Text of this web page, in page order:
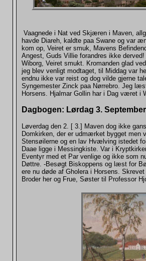
Vaagnede i Nat ved Skjæren i Maven,
havde Diareh, kaldte paa Swane og var
kom op, Veiret er smuk, Mavens
Angest, Guds Villie forandres ikke
Wiborg, Veiret smukt. Kromanden glad
jeg blev venligt modtaget, til Middag var
endnu ikke var reist og dog vilde gjerne
Syngemester Zinck paa Nørrebro. Jeg
Horsens. Hjalmar Gollin har i Dag været i
Dagbogen: Lørdag 3.
Løverdag den 2. [ 3.] Maven dog ikke
Domkirken, der er udmærket bygget men
Stensøilerne og en lav Hvælving istedet
Daae ligge i Messingkiste. Var i
Eventyr med et Par venlige og ikke som
Døttre. -Besøgt Biskoppens og læst for
ere nu døde af Gholera i Horsens.
Broder her og Frue, Søster til Professor